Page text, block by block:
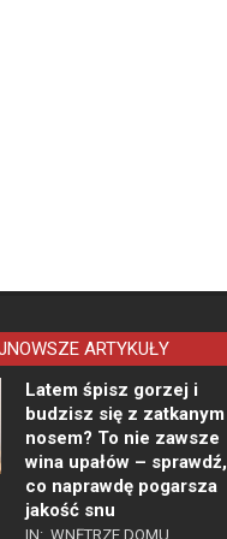
ARTYKUŁY
Latem śpisz gorzej i
budzisz się z zatkanym
nosem? To nie zawsze
wina upałów – sprawdź,
co naprawdę pogarsza
jakość snu
IN: WNĘTRZE DOMU